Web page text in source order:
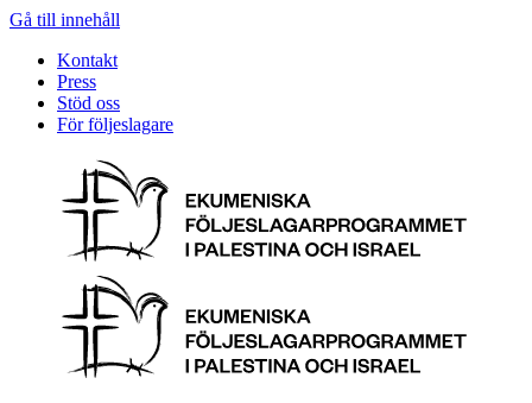
Gå till innehåll
Kontakt
Press
Stöd oss
För följeslagare